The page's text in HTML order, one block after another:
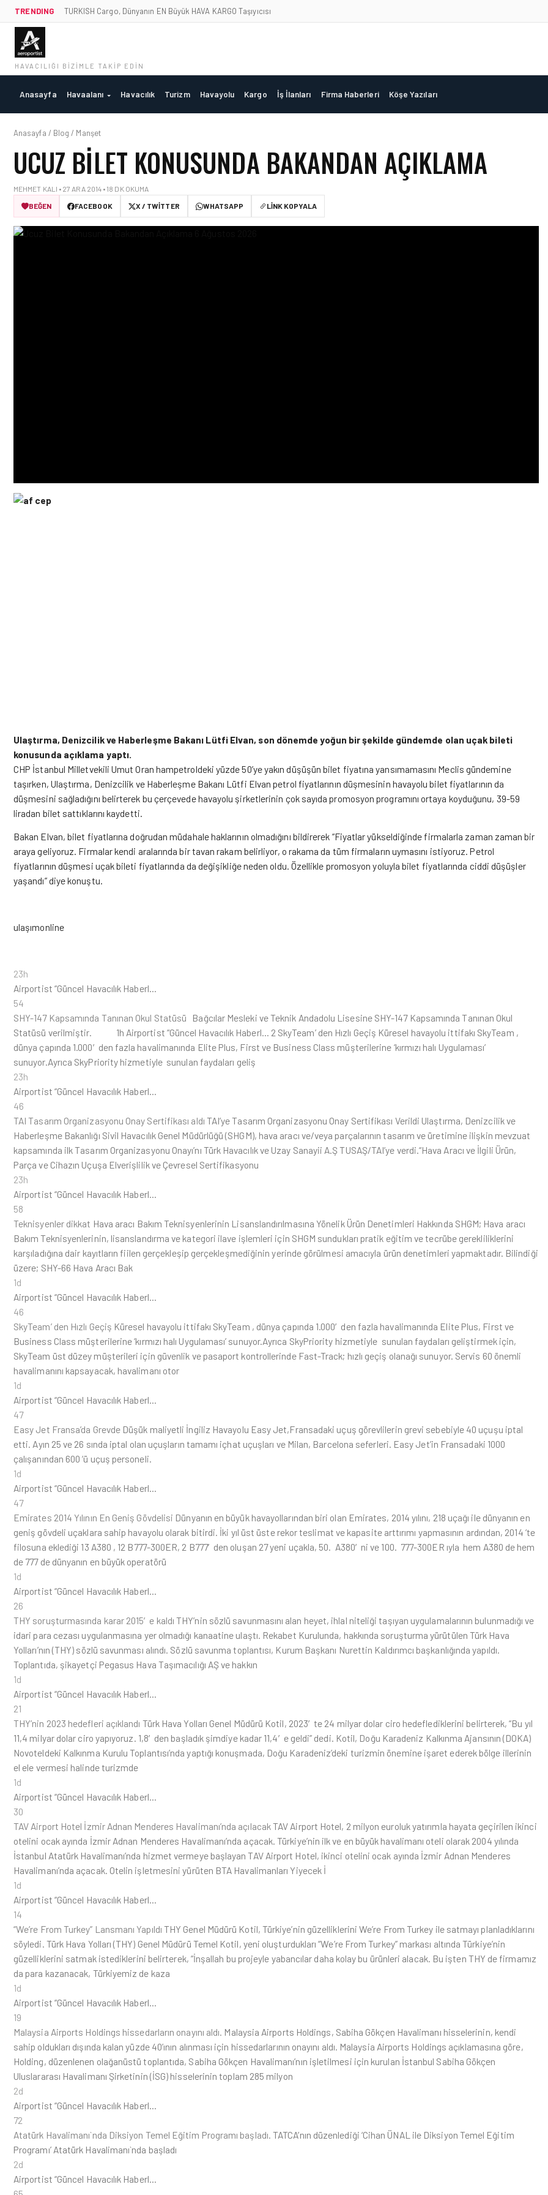
TRENDING TURKISH Cargo, Dünyanın EN Büyük HAVA KARGO Taşıyıcısı
HAVACILIĞI BIZIMLE TAKIP EDIN
Anasayfa Havaalanı Havacılık Turizm Havayolu Kargo İş İlanları Firma Haberleri Köşe Yazıları
Anasayfa / Blog / Manşet
UCUZ BILET KONUSUNDA BAKANDAN AÇIKLAMA
MEHMET KALI • 27 ARA 2014 • 18 DK OKUMA
BEĞEN
FACEBOOK X / TWITTER WHATSAPP LINK KOPYALA
Ulaştırma, Denizcilik ve Haberleşme Bakanı Lütfi Elvan, son dönemde yoğun bir şekilde gündemde olan uçak bileti
konusunda açıklama yaptı.
CHP İstanbul Milletvekili Umut Oran hampetroldeki yüzde 50’ye yakın düşüşün bilet fiyatına yansımamasını Meclis gündemine
taşırken, Ulaştırma, Denizcilik ve Haberleşme Bakanı Lütfi Elvan petrol fiyatlarının düşmesinin havayolu bilet fiyatlarının da
düşmesini sağladığını belirterek bu çerçevede havayolu şirketlerinin çok sayıda promosyon programını ortaya koyduğunu, 39­-59
liradan bilet sattıklarını kaydetti.
Bakan Elvan, bilet fiyatlarına doğrudan müdahale haklarının olmadığını bildirerek “Fiyatlar yükseldiğinde firmalarla zaman zaman bir
araya geliyoruz. Firmalar kendi aralarında bir tavan rakam belirliyor, o rakama da tüm firmaların uymasını istiyoruz. Petrol
fiyatlarının düşmesi uçak bileti fiyatlarında da değişikliğe neden oldu. Özellikle promosyon yoluyla bilet fiyatlarında ciddi düşüşler
yaşandı” diye konuştu.
ulaşımonline
23h
Airportist “Güncel Havacılık Haberl…
54
SHY-147 Kapsamında Tanınan Okul Statüsü
Bağcılar Mesleki ve Teknik Andadolu Lisesine SHY-147 Kapsamında Tanınan Okul
Statüsü verilmiştir. 1h Airportist “Güncel Havacılık Haberl… 2 SkyTeam’ den Hızlı Geçiş Küresel havayolu ittifakı SkyTeam ,
dünya çapında 1.000′den fazla havalimanında Elite Plus, First ve Business Class müşterilerine ‘kırmızı halı Uygulaması’
sunuyor.Ayrıca SkyPriority hizmetiyle sunulan faydaları geliş
23h
Airportist “Güncel Havacılık Haberl…
46
TAI Tasarım Organizasyonu Onay Sertifikası aldı TAI’ye Tasarım Organizasyonu Onay Sertifikası Verildi Ulaştırma, Denizcilik ve
Haberleşme Bakanlığı Sivil Havacılık Genel Müdürlüğü (SHGM), hava aracı ve/veya parçalarının tasarım ve üretimine ilişkin mevzuat
kapsamında ilk Tasarım Organizasyonu Onayı’nı Türk Havacılık ve Uzay Sanayii A.Ş TUSAŞ/TAI’ye verdi.“Hava Aracı ve İlgili Ürün,
Parça ve Cihazın Uçuşa Elverişlilik ve Çevresel Sertifikasyonu
23h
Airportist “Güncel Havacılık Haberl…
58
Teknisyenler dikkat Hava aracı Bakım Teknisyenlerinin Lisanslandırılmasına Yönelik Ürün Denetimleri Hakkında SHGM; Hava aracı
Bakım Teknisyenlerinin, lisanslandırma ve kategori ilave işlemleri için SHGM sundukları pratik eğitim ve tecrübe gerekliliklerini
karşıladığına dair kayıtların fiilen gerçekleşip gerçekleşmediğinin yerinde görülmesi amacıyla ürün denetimleri yapmaktadır. Bilindiği
üzere; SHY-66 Hava Aracı Bak
1d
Airportist “Güncel Havacılık Haberl…
46
SkyTeam’ den Hızlı Geçiş Küresel havayolu ittifakı SkyTeam , dünya çapında 1.000′den fazla havalimanında Elite Plus, First ve
Business Class müşterilerine ‘kırmızı halı Uygulaması’ sunuyor.Ayrıca SkyPriority hizmetiyle sunulan faydaları geliştirmek için,
SkyTeam üst düzey müşterileri için güvenlik ve pasaport kontrollerinde Fast-Track; hızlı geçiş olanağı sunuyor. Servis 60 önemli
havalimanını kapsayacak, havalimanı otor
1d
Airportist “Güncel Havacılık Haberl…
47
Easy Jet Fransa’da Grevde Düşük maliyetli İngiliz Havayolu Easy Jet,Fransadaki uçuş görevlilerin grevi sebebiyle 40 uçuşu iptal
etti. Ayın 25 ve 26 sında iptal olan uçuşların tamamı içhat uçuşları ve Milan, Barcelona seferleri. Easy Jet’in Fransadaki 1000
çalışanından 600 ‘ü uçuş personeli.
1d
Airportist “Güncel Havacılık Haberl…
47
Emirates 2014 Yılının En Geniş Gövdelisi Dünyanın en büyük havayollarından biri olan Emirates, 2014 yılını, 218 uçağı ile dünyanın en
geniş gövdeli uçaklara sahip havayolu olarak bitirdi. İki yıl üst üste rekor teslimat ve kapasite arttırımı yapmasının ardından, 2014 ‘te
filosuna eklediği 13 A380 , 12 B777-300ER, 2 B777′den oluşan 27 yeni uçakla, 50. A380′ni ve 100. 777-300ER ıyla hem A380 de hem
de 777 de dünyanın en büyük operatörü
1d
Airportist “Güncel Havacılık Haberl…
26
THY soruşturmasında karar 2015′e kaldı THY’nin sözlü savunmasını alan heyet, ihlal niteliği taşıyan uygulamalarının bulunmadığı ve
idari para cezası uygulanmasına yer olmadığı kanaatine ulaştı. Rekabet Kurulunda, hakkında soruşturma yürütülen Türk Hava
Yolları’nın (THY) sözlü savunması alındı. Sözlü savunma toplantısı, Kurum Başkanı Nurettin Kaldırımcı başkanlığında yapıldı.
Toplantıda, şikayetçi Pegasus Hava Taşımacılığı AŞ ve hakkın
1d
Airportist “Güncel Havacılık Haberl…
21
THY’nin 2023 hedefleri açıklandı Türk Hava Yolları Genel Müdürü Kotil, 2023′te 24 milyar dolar ciro hedeflediklerini belirterek, “Bu yıl
11,4 milyar dolar ciro yapıyoruz. 1,8′den başladık şimdiye kadar 11,4′e geldi” dedi. Kotil, Doğu Karadeniz Kalkınma Ajansının (DOKA)
Novoteldeki Kalkınma Kurulu Toplantısı’nda yaptığı konuşmada, Doğu Karadeniz’deki turizmin önemine işaret ederek bölge illerinin
el ele vermesi halinde turizmde
1d
Airportist “Güncel Havacılık Haberl…
30
TAV Airport Hotel İzmir Adnan Menderes Havalimanı’nda açılacakTAV Airport Hotel, 2 milyon euroluk yatırımla hayata geçirilen ikinci
otelini ocak ayında İzmir Adnan Menderes Havalimanı’nda açacak. Türkiye’nin ilk ve en büyük havalimanı oteli olarak 2004 yılında
İstanbul Atatürk Havalimanı’nda hizmet vermeye başlayan TAV Airport Hotel, ikinci otelini ocak ayında İzmir Adnan Menderes
Havalimanı’nda açacak. Otelin işletmesini yürüten BTA Havalimanları Yiyecek İ
1d
Airportist “Güncel Havacılık Haberl…
14
“We’re From Turkey” Lansmanı Yapıldı THY Genel Müdürü Kotil, Türkiye’nin güzelliklerini We’re From Turkey ile satmayı planladıklarını
söyledi. Türk Hava Yolları (THY) Genel Müdürü Temel Kotil, yeni oluşturdukları “We’re From Turkey” markası altında Türkiye’nin
güzelliklerini satmak istediklerini belirterek, “İnşallah bu projeyle yabancılar daha kolay bu ürünleri alacak. Bu işten THY de firmamız
da para kazanacak, Türkiyemiz de kaza
1d
Airportist “Güncel Havacılık Haberl…
19
Malaysia Airports Holdings hissedarların onayını aldı. Malaysia Airports Holdings, Sabiha Gökçen Havalimanı hisselerinin, kendi
sahip oldukları dışında kalan yüzde 40’ının alınması için hissedarlarının onayını aldı. Malaysia Airports Holdings açıklamasına göre,
Holding, düzenlenen olağanüstü toplantıda, Sabiha Gökçen Havalimanı’nın işletilmesi için kurulan İstanbul Sabiha Gökçen
Uluslararası Havalimanı Şirketinin (İSG) hisselerinin toplam 285 milyon
2d
Airportist “Güncel Havacılık Haberl…
72
Atatürk Havalimanı`nda Diksiyon Temel Eğitim Programı başladı. TATCA’nın düzenlediği ‘Cihan ÜNAL ile Diksiyon Temel Eğitim
Programı’ Atatürk Havalimanı`nda başladı
2d
Airportist “Güncel Havacılık Haberl…